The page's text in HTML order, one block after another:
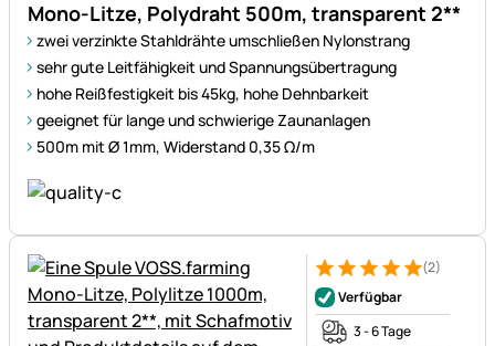
Mono-Litze, Polydraht 500m, transparent 2**
zwei verzinkte Stahldrähte umschließen Nylonstrang
sehr gute Leitfähigkeit und Spannungsübertragung
hohe Reißfestigkeit bis 45kg, hohe Dehnbarkeit
geeignet für lange und schwierige Zaunanlagen
500m mit Ø 1mm, Widerstand 0,35 Ω/m
Bewertung: 5 von 5 (2
2 Bewertungen
(2)
Verfügbar
3 - 6 Tage